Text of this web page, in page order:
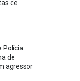
de
Polícia
de
agressor